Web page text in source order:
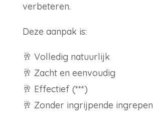
verbeteren.
Deze aanpak is:
🥂 Volledig natuurlijk
🥂 Zacht en eenvoudig
🥂 Effectief (***)
🥂 Zonder ingrijpende ingrepen